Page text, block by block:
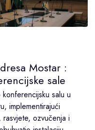
Mostar :
sale
salu u
implementirajući
ozvučenja i